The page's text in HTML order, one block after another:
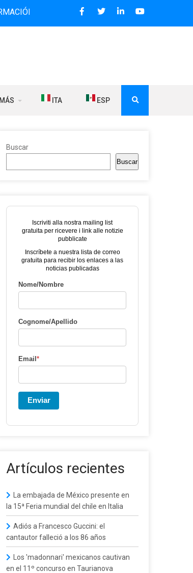
QUE DESDE 2006 DIFUNDE NOTICIAS
MÁS ITA ESP
Buscar
Buscar
Iscriviti alla nostra mailing list
gratuita per ricevere i link alle notizie
pubblicate
Inscríbete a nuestra lista de correo
gratuita para recibir los enlaces a las
noticias publicadas
Nome/Nombre
Cognome/Apellido
Email *
Enviar
Artículos recientes
La embajada de México presente en
la 15ª Feria mundial del chile en Italia
Adiós a Francesco Guccini: el
cantautor falleció a los 86 años
Los 'madonnari' mexicanos cautivan
en el 11º concurso en Taurianova